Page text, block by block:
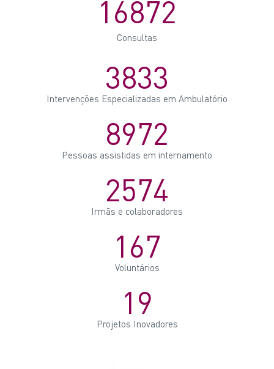
Consultas
16872
Intervenções Especializadas em Ambulatório
3833
Pessoas assistidas em internamento
8972
Irmãs e colaboradores
2574
Voluntários
167
Projetos Inovadores
19